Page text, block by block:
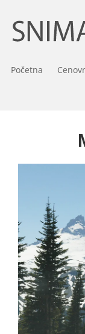
Početna